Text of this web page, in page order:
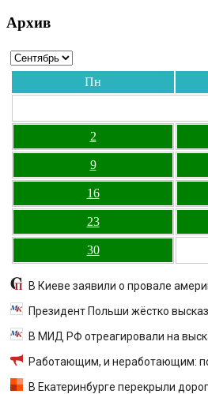
Архив
Пн
2
9
16
23
30
В Киеве заявили о провале
Президент Польши жёстко
В МИД РФ отреагировали на
Работающим, и неработающим:
В Екатеринбурге перекрыли